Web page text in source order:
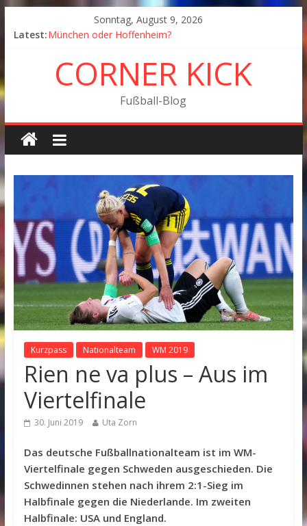
Sonntag, August 9, 2026
Latest:München oder Hoffenheim?
Fußball in Coronazeiten: Blick zurück und nach vorn
Der Pokal geht nach Wolfsburg
München wird Vizemeister, Köln geht mit Jena in Liga
CORNER KICK
Fußball-Blog
Kurzpass Nationalteam WM 2019
Rien ne va plus – Aus im
Viertelfinale
30. Juni 2019 Uta Zorn
Das deutsche Fußballnationalteam ist im WM-
Viertelfinale gegen Schweden ausgeschieden. Die
Schwedinnen stehen nach ihrem 2:1-Sieg im
Halbfinale gegen die Niederlande. Im zweiten
Halbfinale: USA und England.